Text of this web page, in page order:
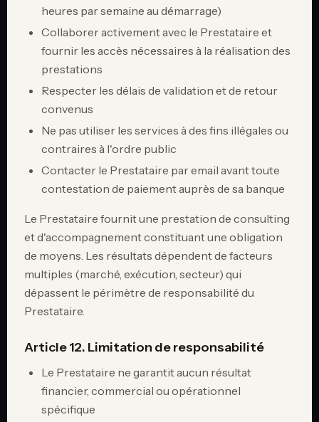
heures par semaine au démarrage)
Collaborer activement avec le Prestataire et
fournir les accès nécessaires à la réalisation des
prestations
Respecter les délais de validation et de retour
convenus
Ne pas utiliser les services à des fins illégales ou
contraires à l'ordre public
Contacter le Prestataire par email avant toute
contestation de paiement auprès de sa banque
Le Prestataire fournit une prestation de consulting
et d'accompagnement constituant une obligation
de moyens. Les résultats dépendent de facteurs
multiples (marché, exécution, secteur) qui
dépassent le périmètre de responsabilité du
Prestataire.
Article 12. Limitation de responsabilité
Le Prestataire ne garantit aucun résultat
financier, commercial ou opérationnel
spécifique